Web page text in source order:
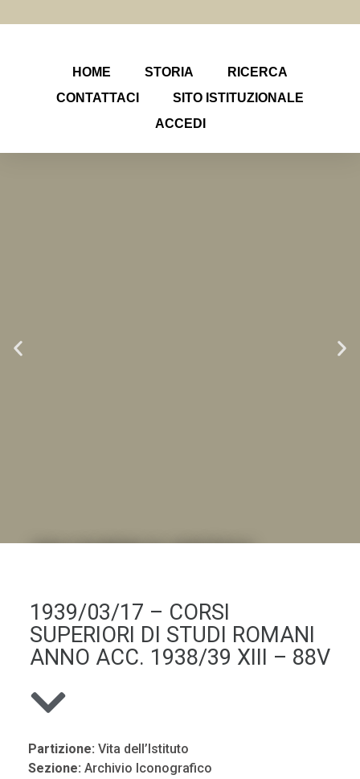
HOME STORIA
RICERCA
CONTATTACI
SITO ISTITUZIONALE
ACCEDI
1939/03/17 – CORSI
SUPERIORI DI STUDI ROMANI
ANNO ACC. 1938/39 XIII – 88V
Partizione: Vita dell’Istituto
Sezione: Archivio Iconografico